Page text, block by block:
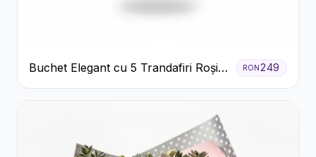
Buchet Elegant cu 5 Trandafiri Roșii
și Eucalipt
RON249